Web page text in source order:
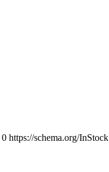
0 https://schema.org/InStock